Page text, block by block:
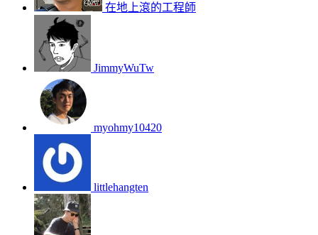
在地上滾的工程師
JimmyWuTw
myohmy10420
littlehangten